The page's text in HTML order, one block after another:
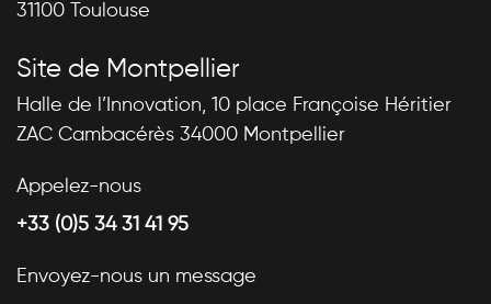
31100 Toulouse
Site de Montpellier
Halle de l’Innovation, 10 place Françoise Héritier
ZAC Cambacérès 34000 Montpellier
Appelez-nous
+33 (0)5 34 31 41 95
Envoyez-nous un message